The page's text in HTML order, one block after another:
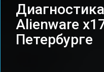
Alienware
Петербурге